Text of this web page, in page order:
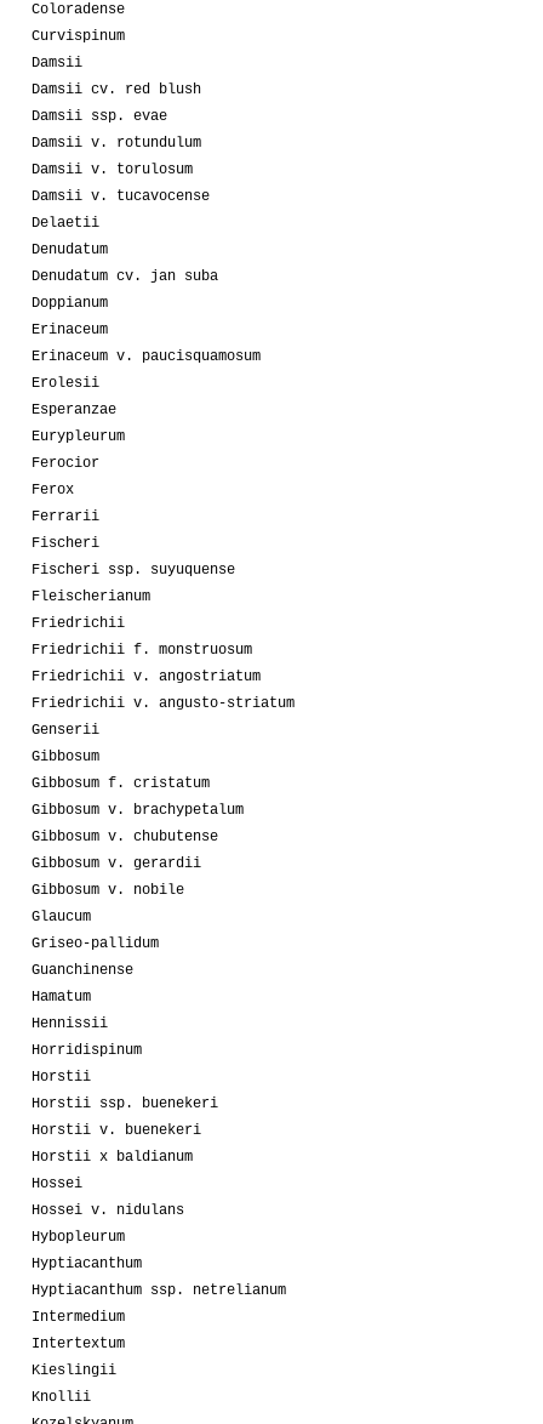
Coloradense
Curvispinum
Damsii
Damsii cv. red blush
Damsii ssp. evae
Damsii v. rotundulum
Damsii v. torulosum
Damsii v. tucavocense
Delaetii
Denudatum
Denudatum cv. jan suba
Doppianum
Erinaceum
Erinaceum v. paucisquamosum
Erolesii
Esperanzae
Eurypleurum
Ferocior
Ferox
Ferrarii
Fischeri
Fischeri ssp. suyuquense
Fleischerianum
Friedrichii
Friedrichii f. monstruosum
Friedrichii v. angostriatum
Friedrichii v. angusto-striatum
Genserii
Gibbosum
Gibbosum f. cristatum
Gibbosum v. brachypetalum
Gibbosum v. chubutense
Gibbosum v. gerardii
Gibbosum v. nobile
Glaucum
Griseo-pallidum
Guanchinense
Hamatum
Hennissii
Horridispinum
Horstii
Horstii ssp. buenekeri
Horstii v. buenekeri
Horstii x baldianum
Hossei
Hossei v. nidulans
Hybopleurum
Hyptiacanthum
Hyptiacanthum ssp. netrelianum
Intermedium
Intertextum
Kieslingii
Knollii